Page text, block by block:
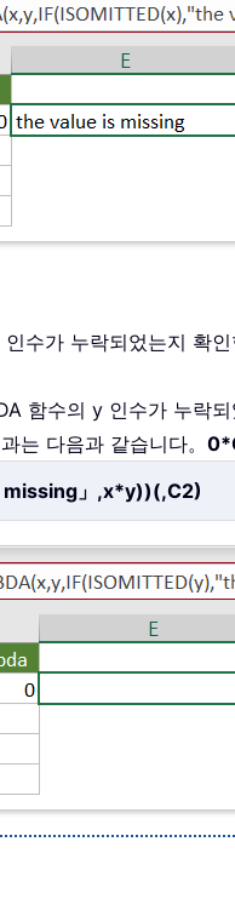
수가 누락되었는지 확
함수의 y 인수가 누락
는 다음과 같습니다。
missing」,x*y))(,C2)